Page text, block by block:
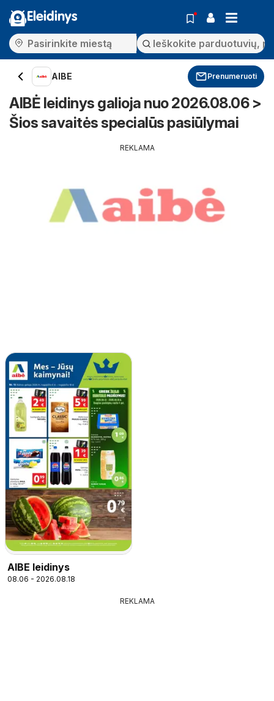
Eleidinys
AIBE Prenumeruoti
AIBĖ leidinys galioja nuo 2026.08.06 >
Šios savaitės specialūs pasiūlymai
REKLAMA
AIBE leidinys
08.06 - 2026.08.18
REKLAMA